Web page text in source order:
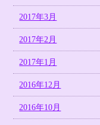
2017年3月
2017年2月
2017年1月
2016年12月
2016年10月